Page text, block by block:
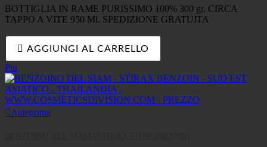
BOTTIGLIA IN RAME PURISSIMO 100% 300 gr. CIRCA
TAPPO A VITE 950 Ml. SPEDIZIONE GRATUITA
 AGGIUNGI AL CARRELLO
Più
Anteprima